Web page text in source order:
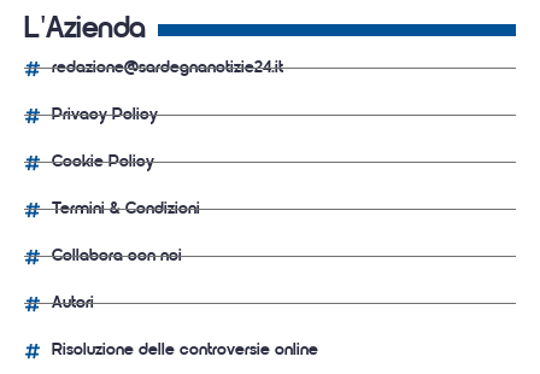
L'Azienda
redazione@sardegnanotizie24.it
Privacy Policy
Cookie Policy
Termini & Condizioni
Collabora con noi
Autori
Risoluzione delle controversie online